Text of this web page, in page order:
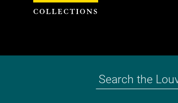
Cookies management panel